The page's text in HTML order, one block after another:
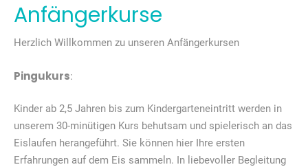
Anfängerkurse
Herzlich Willkommen zu unseren Anfängerkursen
Pingukurs:
Kinder ab 2,5 Jahren bis zum Kindergarteneintritt werden in
unserem 30-minütigen Kurs behutsam und spielerisch an das
Eislaufen herangeführt. Sie können hier Ihre ersten
Erfahrungen auf dem Eis sammeln. In liebevoller Begleitung